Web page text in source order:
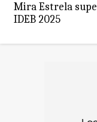
Mira Estrela
IDEB 2025